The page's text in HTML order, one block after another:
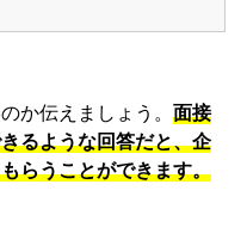
か伝えましょう。 面接
るような回答だと、企
らうことができます。